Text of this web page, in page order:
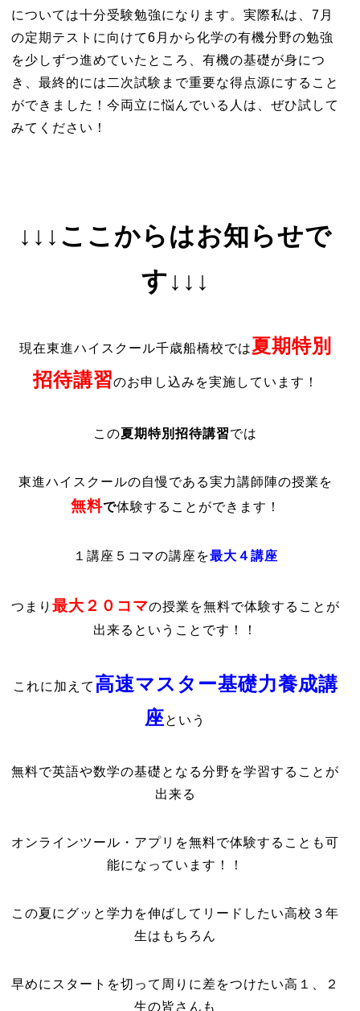
については十分受験勉強になります。実際私は、7月
の定期テストに向けて6月から化学の有機分野の勉強
を少しずつ進めていたところ、有機の基礎が身につ
き、最終的には二次試験まで重要な得点源にすること
ができました！今両立に悩んでいる人は、ぜひ試して
みてください！
↓↓↓ここからはお知らせで
す↓↓↓
現在東進ハイスクール千歳船橋校では夏期特別
招待講習のお申し込みを実施しています！
この夏期特別招待講習では
東進ハイスクールの自慢である実力講師陣の授業を
無料で体験することができます！
１講座５コマの講座を最大４講座
つまり 最大２０コマの授業を無料で体験することが
出来るということです！！
これに加えて 高速マスター基礎力養成講
座という
無料で英語や数学の基礎となる分野を学習することが
出来る
オンラインツール・アプリを無料で体験することも可
能になっています！！
この夏にグッと学力を伸ばしてリードしたい高校３年
生はもちろん
早めにスタートを切って周りに差をつけたい高１、２
生の皆さんも